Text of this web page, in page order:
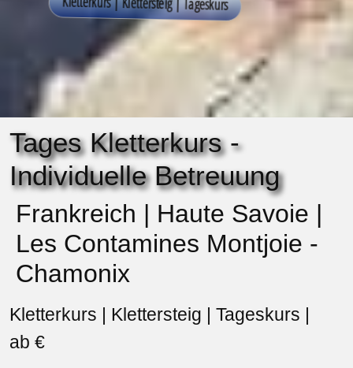
Tages Kletterkurs -
Individuelle Betreuung
Frankreich | Haute Savoie |
Les Contamines Montjoie -
Chamonix
Kletterkurs | Klettersteig | Tageskurs |
ab €